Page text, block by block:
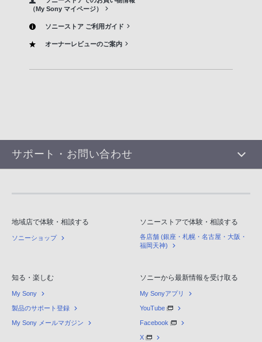
（My Sony マイページ）
ソニーストア ご利用ガイド
オーナーレビューのご案内
サポート・お問い合わせ
地域店で体験・相談する
ソニーショップ
ソニーストアで体験・相談する
各店舗 (銀座・札幌・名古屋・大阪・
福岡天神)
知る・楽しむ
My Sony
製品のサポート登録
My Sony メールマガジン
ソニーから最新情報を受け取る
My Sonyアプリ
YouTube
Facebook
X